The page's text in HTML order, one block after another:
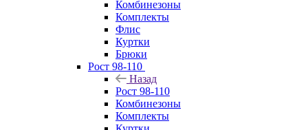
Комбинезоны
Комплекты
Флис
Куртки
Брюки
Рост 98-110
Назад
Рост 98-110
Комбинезоны
Комплекты